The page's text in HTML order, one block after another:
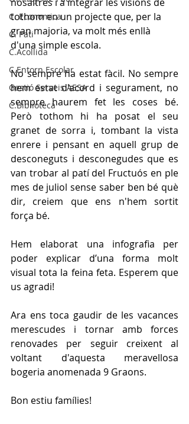
C. Economica
C. Pati
C.Acollida
C.Entorn Escolar
Gestió Serveis AESA
C.Biblioteca
tothom en un projecte que, per la
gran majoria, va molt més enllà
d'una simple escola.
No sempre ha estat fàcil. No sempre
hem estat d'acord i segurament, no
sempre haurem fet les coses bé.
Però tothom hi ha posat el seu
granet de sorra i, tombant la vista
enrere i pensant en aquell grup de
desconeguts i desconegudes que es
van trobar al patí del Fructuós en ple
mes de juliol sense saber ben bé què
dir, creiem que ens n'hem sortit
força bé.
Hem elaborat una infografia per
poder explicar d’una forma molt
visual tota la feina feta. Esperem que
us agradi!
Ara ens toca gaudir de les vacances
merescudes i tornar amb forces
renovades per seguir creixent al
voltant d'aquesta meravellosa
bogeria anomenada 9 Graons.
Bon estiu famílies!